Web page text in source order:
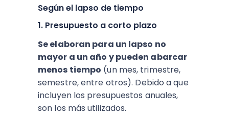
Según el lapso de tiempo
1. Presupuesto a corto plazo
Se elaboran para un lapso no
mayor a un año y pueden abarcar
menos tiempo (un mes, trimestre,
semestre, entre otros). Debido a que
incluyen los presupuestos anuales,
son los más utilizados.